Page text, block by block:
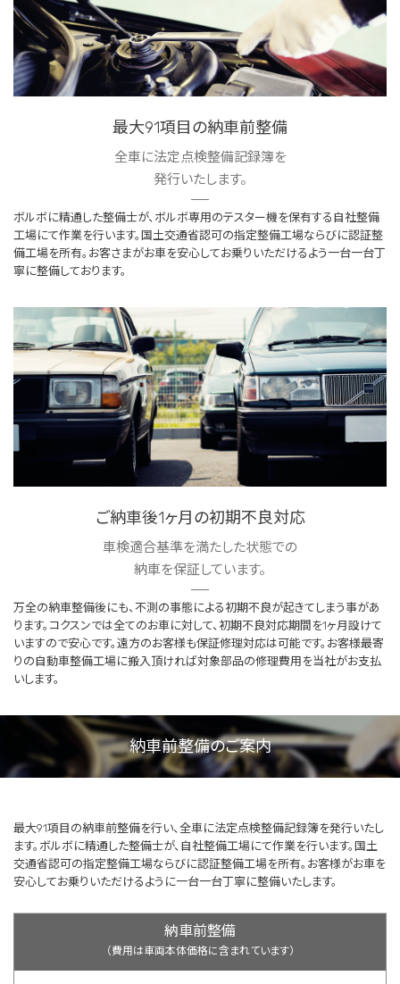
最大91項目の納車前整備
全車に法定点検整備記録簿を
発行いたします。
ボルボに精通した整備士が、ボルボ専用のテスター機を保有する自社整備
工場にて作業を行います。国土交通省認可の指定整備工場ならびに認証整
備工場を所有。お客さまがお車を安心してお乗りいただけるよう一台一台丁
寧に整備しております。
ご納車後1ヶ月の初期不良対応
車検適合基準を満たした状態での
納車を保証しています。
万全の納車整備後にも、不測の事態による初期不良が起きてしまう事があ
ります。コクスンでは全てのお車に対して、初期不良対応期間を1ヶ月設けて
いますので安心です。遠方のお客様も保証修理対応は可能です。お客様最寄
りの自動車整備工場に搬入頂ければ対象部品の修理費用を当社がお支払
いします。
納車前整備のご案内
最大91項目の納車前整備を行い、全車に法定点検整備記録簿を発行いたし
ます。ボルボに精通した整備士が、自社整備工場にて作業を行います。国土
交通省認可の指定整備工場ならびに認証整備工場を所有。お客様がお車を
安心してお乗りいただけるように一台一台丁寧に整備いたします。
納車前整備
（費用は車両本体価格に含まれています）